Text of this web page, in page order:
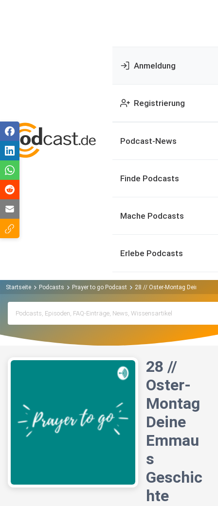
Anmeldung
Registrierung
Podcast-News
Finde Podcasts
Mache Podcasts
Erlebe Podcasts
Startseite Podcasts Prayer to go Podcast 28 // Oster-Montag Deine
28 //
Oster-
Montag
Deine
Emmau
s
Geschic
hte